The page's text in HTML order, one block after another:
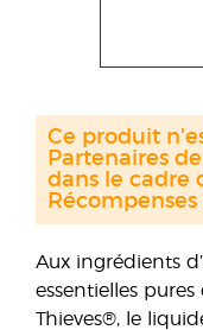
Aux ingrédients
essentielles
Thieves®, le
Ce produit
Partenaires
dans le cadre